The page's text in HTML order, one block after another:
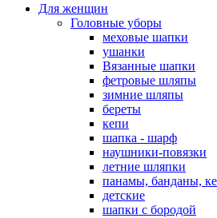
Для женщин
Головные уборы
меховые шапки
ушанки
Вязанные шапки
фетровые шляпы
зимние шляпы
береты
кепи
шапка - шарф
наушники-повязки
летние шляпки
панамы, банданы,
детские
шапки с бородой